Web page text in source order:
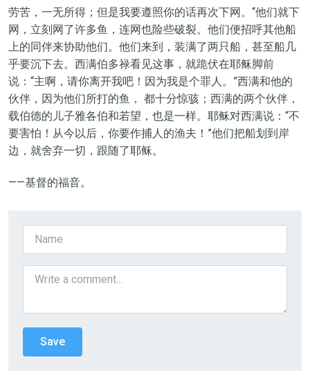
劳苦，一无所得；但是我要遵照你的话再次下网。“他们就下
网，立刻网了许多鱼，连网也险些破裂。他们便招呼其他船
上的同伴来协助他们。他们来到，装满了两只船，甚至船几
乎要沉下去。西满伯多禄看见这事，就跪伏在耶稣脚前
说：“主啊，请你离开我吧！因为我是个罪人。”西满和他的
伙伴，因为他们所打的鱼， 都十分惊骇；西满的两个伙伴，
载伯德的儿子雅各伯和若望，也是一样。耶稣对西满说：“不
要害怕！从今以后，你要作捕人的渔夫！”他们把船划到岸
边，就舍弃一切，跟随了耶稣。
——基督的福音。